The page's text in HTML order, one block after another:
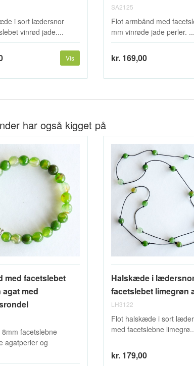
i sort lædersnor
vinrød jade....
Vis
SA2125
Flot armbånd med
mm vinrøde jade perler. ...
kr. 169,00
har også kigget på
med facetslebet
med
facetslebne
agatperler og
Halskæde i
facetslebet limegrøn
LH3122
Flot halskæde i sort
med facetslebne
kr. 179,00